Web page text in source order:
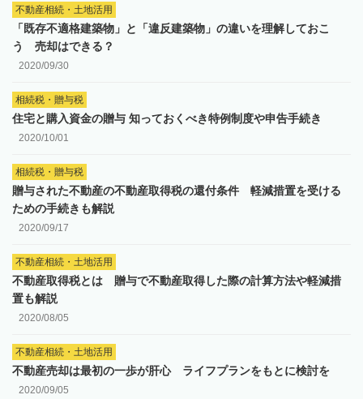
不動産相続・土地活用
「既存不適格建築物」と「違反建築物」の違いを理解しておこ
う 売却はできる？
2020/09/30
相続税・贈与税
住宅と購入資金の贈与 知っておくべき特例制度や申告手続き
2020/10/01
相続税・贈与税
贈与された不動産の不動産取得税の還付条件 軽減措置を受ける
ための手続きも解説
2020/09/17
不動産相続・土地活用
不動産取得税とは 贈与で不動産取得した際の計算方法や軽減措
置も解説
2020/08/05
不動産相続・土地活用
不動産売却は最初の一歩が肝心 ライフプランをもとに検討を
2020/09/05